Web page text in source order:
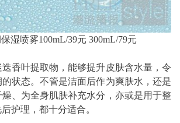
湿喷雾100mL/39元 300mL/79元
叶提取物，能够提升皮肤含水量，令
状态。不管是洁面后作为爽肤水，还是
、为全身肌肤补充水分，亦或是用于整
护理，都十分适合。